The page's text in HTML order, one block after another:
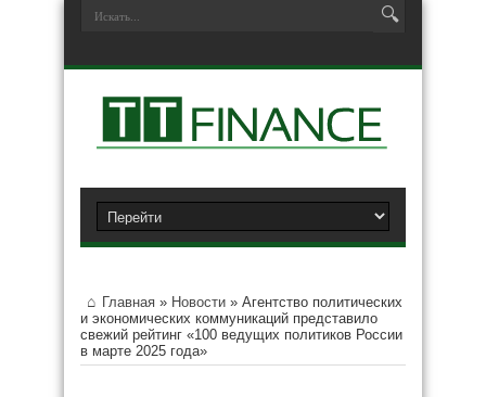
Главная » Новости » Агентство политических
и экономических коммуникаций представило
свежий рейтинг «100 ведущих политиков России
в марте 2025 года»